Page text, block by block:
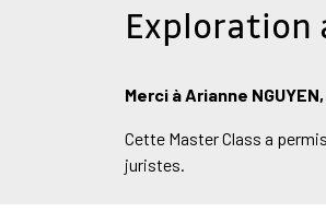
Merci
Exploration
Merci à Arianne
Cette Master Class a
juristes.